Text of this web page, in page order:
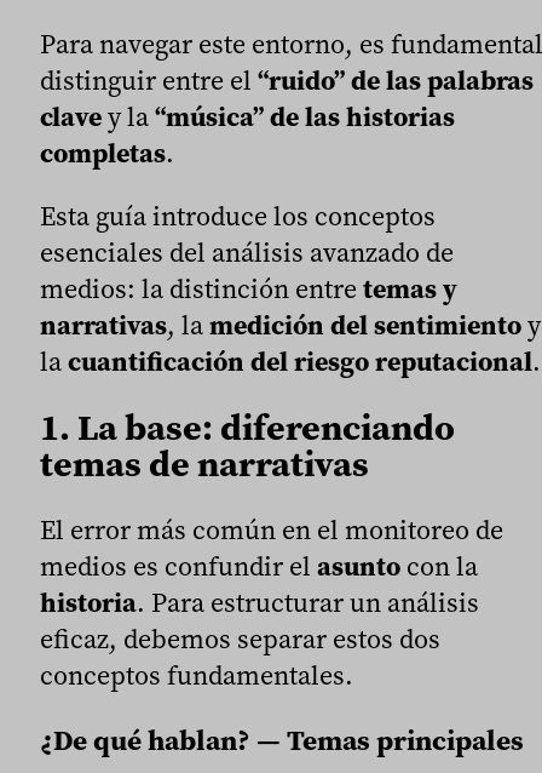
Para navegar este entorno, es fundamental
distinguir entre el “ruido” de las palabras
clavey la“música” de las historias
completas.
Esta guía introduce los conceptos
esenciales del análisis avanzado de
medios: la distinción entre temas y
narrativas, lamedición del sentimientoy
lacuantificación del riesgo reputacional.
1. La base: diferenciando
temas de narrativas
El error más común en el monitoreo de
medios es confundir el asunto con la
historia. Para estructurar un análisis
eficaz, debemos separar estos dos
conceptos fundamentales.
¿De qué hablan? — Temas principales